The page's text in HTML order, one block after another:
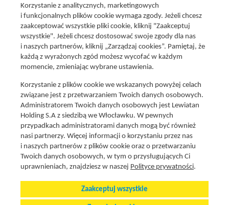
Social media
Znajdź nas na:
Promocje i oferty
Aktualna gazetka
Gotuję z Lewiatanem
Znajdź sklep
Aplikacja Mój Lewiatan
Karta Mój Lewiatan
Fundacja Lewiatan
Regulaminy
Korzystanie z analitycznych, marketingowych
i funkcjonalnych plików cookie wymaga zgody. Jeżeli chcesz
zaakceptować wszystkie pliki cookie, kliknij "Zaakceptuj
wszystkie". Jeżeli chcesz dostosować swoje zgody dla nas
i naszych partnerów, kliknij „Zarządzaj cookies”. Pamiętaj, że
każdą z wyrażonych zgód możesz wycofać w każdym
momencie, zmieniając wybrane ustawienia.
Korzystanie z plików cookie we wskazanych powyżej celach
związane jest z przetwarzaniem Twoich danych osobowych.
Administratorem Twoich danych osobowych jest Lewiatan
Holding S.A z siedzibą we Włocławku. W pewnych
przypadkach administratorami danych mogą być również
nasi partnerzy. Więcej informacji o korzystaniu przez nas
i naszych partnerów z plików cookie oraz o przetwarzaniu
Twoich danych osobowych, w tym o przysługujących Ci
uprawnieniach, znajdziesz w naszej Polityce prywatności.
Zaakceptuj wszystkie